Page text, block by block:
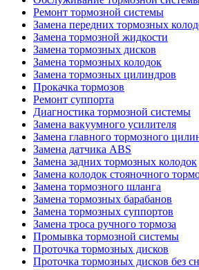
Ремонт тормозной системы
Замена передних тормозных
Замена тормозной жидкости
Замена тормозных дисков
Замена тормозных колодок
Замена тормозных цилиндров
Прокачка тормозов
Ремонт суппорта
Диагностика тормозной системы
Замена вакуумного усилителя
Замена главного тормозного
Замена датчика ABS
Замена задних тормозных колодок
Замена колодок стояночного
Замена тормозного шланга
Замена тормозных барабанов
Замена тормозных суппортов
Замена троса ручного тормоза
Промывка тормозной системы
Проточка тормозных дисков
Проточка тормозных дисков без